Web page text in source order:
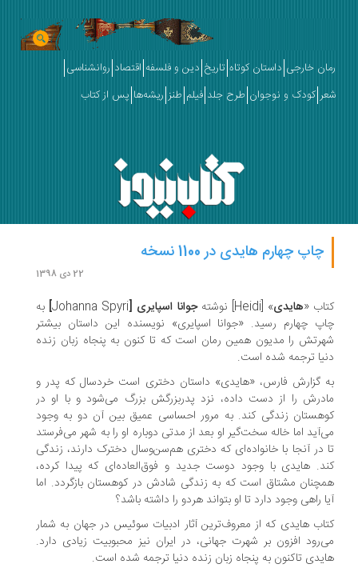
رمان خارجی داستان کوتاه تاریخ دین و فلسفه اقتصاد روانشناسی
شعر کودک و نوجوان طرح جلد فیلم طنز ریشه‌ها پس از کتاب
چاپ چهارم هایدی در 1100 نسخه
22 دی 1398
کتاب «هایدی» [Heidi] نوشته‌ جوانا اسپایری [Johanna Spyri
] به
چاپ چهارم رسید. «جوانا اسپایری» نویسنده‌ این داستان بیشتر
شهرتش را مدیون همین رمان است‌ که تا کنون به پنجاه زبان زنده‌
دنیا ترجمه شده‌ است.
به گزارش فارس، «هایدی» داستان دختری‌ است خردسال که پدر و
مادرش را از دست داده‌، نزد پدربزرگش بزرگ می‌شود و با او در
کوهستان زندگی کند. به مرور احساسی عمیق بین آن دو به وجود
می‌آید اما خاله‌ سخت‌گیر او بعد از مدتی دوباره او را به شهر می‌فرستد
تا در آنجا با خانواده‌ای که دختری هم‌سن‌و‌سال دخترک دارند، زندگی
کند. هایدی با وجود دوست جدید و فوق‌العاده‌ای که پیدا کرده،
همچنان مشتاق است که به زندگی شادش در کوهستان بازگردد. اما
آیا راهی وجود دارد تا او بتواند هردو را داشته باشد؟
کتاب‌ هایدی که از معروف‌ترین آثار ادبیات سوئیس در جهان به شمار
می‌رود‌ افزون بر شهرت جهانی‌، در ایران نیز محبوبیت زیادی دارد.
هایدی تاکنون به پنجاه زبان زنده‌ دنیا ترجمه شده‌ است.